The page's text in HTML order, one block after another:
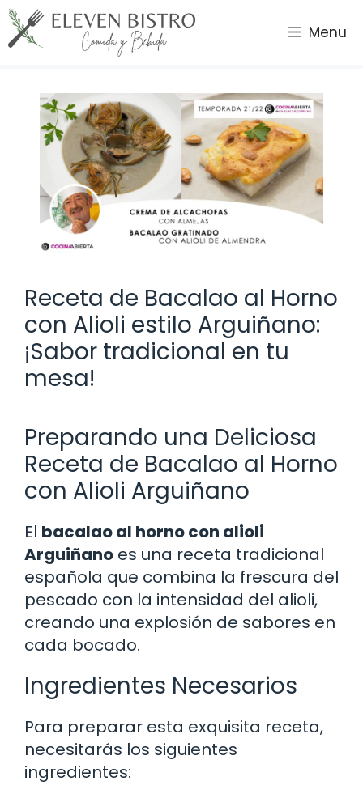
Saltar
al
contenido
Menu
Receta de Bacalao al Horno
con Alioli estilo Arguiñano:
¡Sabor tradicional en tu
mesa!
Preparando una Deliciosa
Receta de Bacalao al Horno
con Alioli Arguiñano
El bacalao al horno con alioli
Arguiñano es una receta tradicional
española que combina la frescura del
pescado con la intensidad del alioli,
creando una explosión de sabores en
cada bocado.
Ingredientes Necesarios
Para preparar esta exquisita receta,
necesitarás los siguientes
ingredientes: